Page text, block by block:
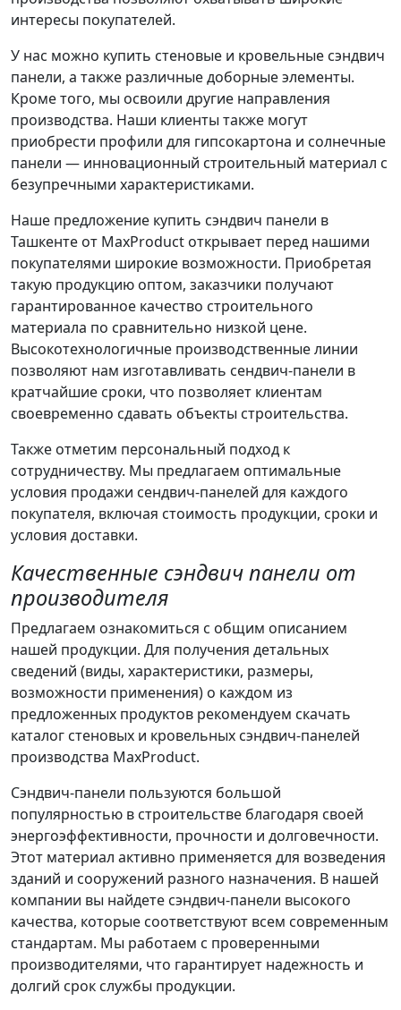
интересы покупателей.
У нас можно купить стеновые и кровельные сэндвич
панели, а также различные доборные элементы.
Кроме того, мы освоили другие направления
производства. Наши клиенты также могут
приобрести профили для гипсокартона и солнечные
панели — инновационный строительный материал с
безупречными характеристиками.
Наше предложение купить сэндвич панели в
Ташкенте от MaxProduct открывает перед нашими
покупателями широкие возможности. Приобретая
такую продукцию оптом, заказчики получают
гарантированное качество строительного
материала по сравнительно низкой цене.
Высокотехнологичные производственные линии
позволяют нам изготавливать сендвич-панели в
кратчайшие сроки, что позволяет клиентам
своевременно сдавать объекты строительства.
Также отметим персональный подход к
сотрудничеству. Мы предлагаем оптимальные
условия продажи сендвич-панелей для каждого
покупателя, включая стоимость продукции, сроки и
условия доставки.
Качественные сэндвич панели от
производителя
Предлагаем ознакомиться с общим описанием
нашей продукции. Для получения детальных
сведений (виды, характеристики, размеры,
возможности применения) о каждом из
предложенных продуктов рекомендуем скачать
каталог стеновых и кровельных сэндвич-панелей
производства MaxProduct.
Сэндвич-панели пользуются большой
популярностью в строительстве благодаря своей
энергоэффективности, прочности и долговечности.
Этот материал активно применяется для возведения
зданий и сооружений разного назначения. В нашей
компании вы найдете сэндвич-панели высокого
качества, которые соответствуют всем современным
стандартам. Мы работаем с проверенными
производителями, что гарантирует надежность и
долгий срок службы продукции.